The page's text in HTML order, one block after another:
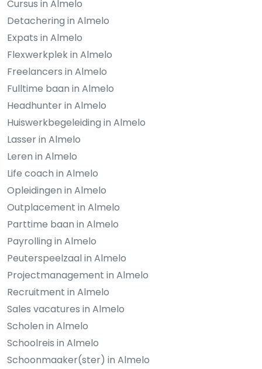
Cursus in Almelo
Detachering in Almelo
Expats in Almelo
Flexwerkplek in Almelo
Freelancers in Almelo
Fulltime baan in Almelo
Headhunter in Almelo
Huiswerkbegeleiding in Almelo
Lasser in Almelo
Leren in Almelo
Life coach in Almelo
Opleidingen in Almelo
Outplacement in Almelo
Parttime baan in Almelo
Payrolling in Almelo
Peuterspeelzaal in Almelo
Projectmanagement in Almelo
Recruitment in Almelo
Sales vacatures in Almelo
Scholen in Almelo
Schoolreis in Almelo
Schoonmaaker(ster) in Almelo